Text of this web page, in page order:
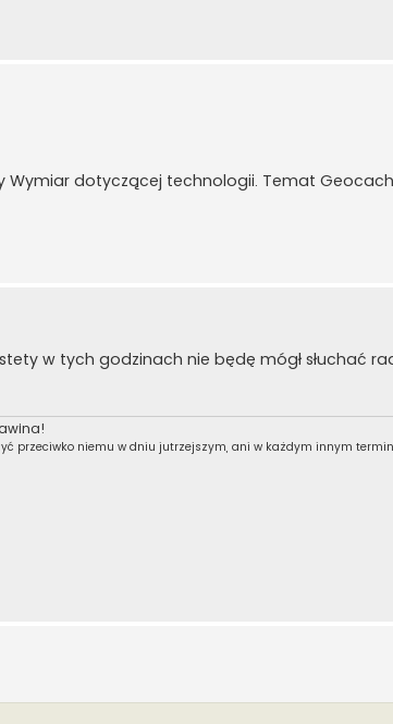
Wymiar dotyczącej technologii. Temat
w tych godzinach nie będę mógł słuchać
przeciwko niemu w dniu jutrzejszym, ani w każdym innym